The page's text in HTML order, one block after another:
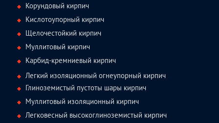
Корундовый кирпич
Кислотоупорный кирпич
Щелочестойкий кирпич
Муллитовый кирпич
Карбид-кремниевый кирпич
Легкий изоляционный огнеупорный кирпич
Глиноземистый пустоты шары кирпич
Муллитовый изоляционный кирпич
Легковесный высокоглиноземистый кирпич